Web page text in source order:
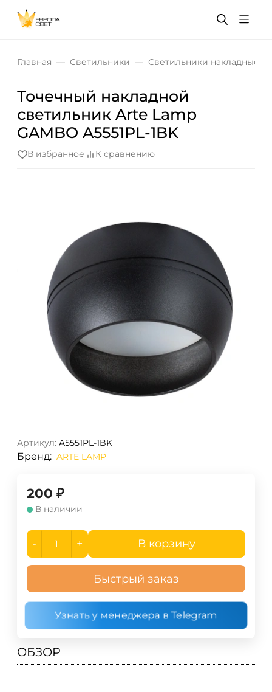
Главная Светильники Светильники накладные
Точечный накладной
светильник Arte Lamp
GAMBO A5551PL-1BK
В избранное К сравнению
Артикул: A5551PL-1BK
Бренд: ARTE LAMP
200 ₽
В наличии
- + В корзину
Быстрый заказ
Узнать у менеджера в Telegram
ОБЗОР